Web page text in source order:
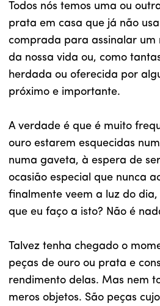
Todos nós temos uma ou
prata em casa que já não
comprada para assinalar um
da nossa vida ou, como
herdada ou oferecida por
próximo e importante.
A verdade é que é muito
ouro estarem esquecidas
numa gaveta, à espera de
ocasião especial que nunca
finalmente veem a luz do dia,
que eu faço a isto? Não é
Talvez tenha chegado o
peças de ouro ou prata e
rendimento delas. Mas nem
meros objetos. São peças